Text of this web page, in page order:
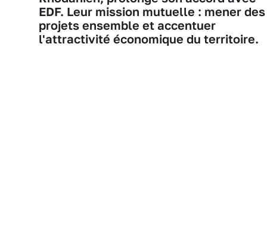
EDF. Leur mission mutuelle : mener des
projets ensemble et accentuer
l'attractivité économique du territoire.